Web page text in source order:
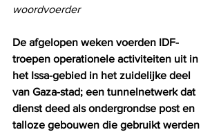
woordvoerder
De afgelopen weken voerden IDF-
troepen operationele activiteiten uit in
het Issa-gebied in het zuidelijke deel
van Gaza-stad; een tunnelnetwerk dat
dienst deed als ondergrondse post en
talloze gebouwen die gebruikt werden